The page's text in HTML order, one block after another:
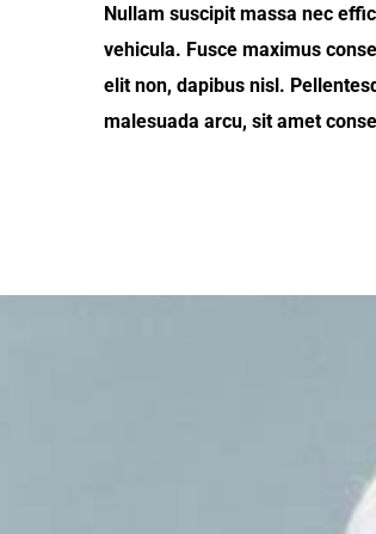
Nullam suscipit massa nec
vehicula. Fusce maximus
elit non, dapibus nisl.
malesuada arcu, sit amet